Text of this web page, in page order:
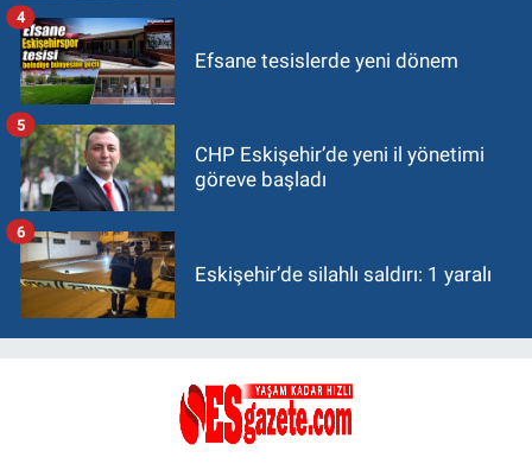
Efsane tesislerde yeni dönem
4
CHP Eskişehir’de yeni il yönetimi
göreve başladı
5
Eskişehir’de silahlı saldırı: 1 yaralı
6